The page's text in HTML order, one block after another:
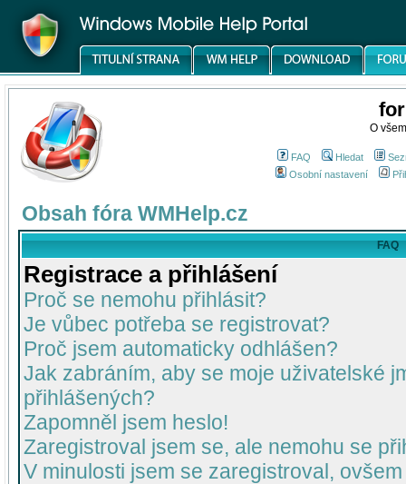
O
FAQ Hledat
Osobní nastavení
Obsah fóra WMHelp.cz
FAQ
Registrace a přihlášení
Proč se nemohu přihlásit?
Je vůbec potřeba se registrovat?
Proč jsem automaticky odhlášen?
Jak zabráním, aby se moje uživatelské
přihlášených?
Zapomněl jsem heslo!
Zaregistroval jsem se, ale nemohu se
V minulosti jsem se zaregistroval,